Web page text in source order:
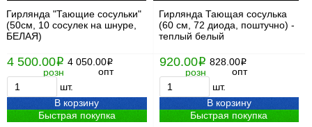
Гирлянда "Тающие сосульки"
(50см, 10 сосулек на шнуре,
БЕЛАЯ)
4 500.00i
розн
4 050.00i
опт
шт.
В корзину
Быстрая покупка
Гирлянда Тающая сосулька
(60 см, 72 диода, поштучно) -
теплый белый
920.00i
розн
828.00i
опт
шт.
В корзину
Быстрая покупка